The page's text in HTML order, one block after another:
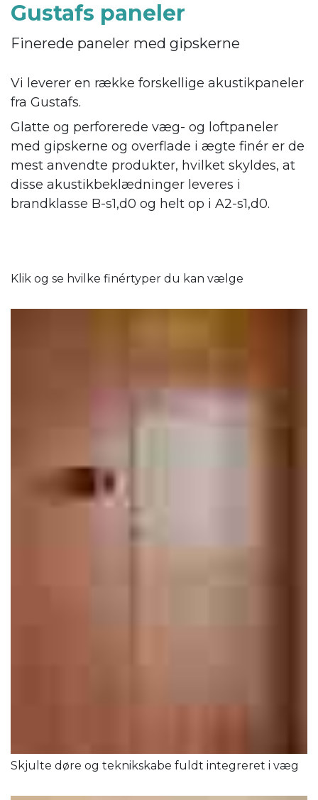
Vi leverer en række forskellige akustikpaneler
fra Gustafs.
med gipskerne og overflade i ægte finér er de
mest anvendte produkter, hvilket skyldes, at
disse akustikbeklædninger leveres i
brandklasse B-s1,d0 og helt op i A2-s1,d0.